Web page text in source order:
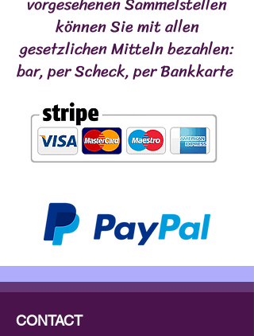
können Sie mit allen
gesetzlichen Mitteln bezahlen:
bar, per Scheck, per Bankkarte
CONTACT